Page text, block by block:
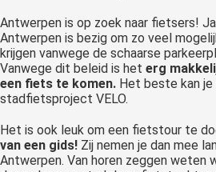
Antwerpen is op zoek naar fietsers!
Antwerpen is bezig om zo veel
krijgen vanwege de schaarse
Vanwege dit beleid is het erg
een fiets te komen. Het beste kan je
stadfietsproject VELO.
Het is ook leuk om een fietstour te
van een gids! Zij nemen je dan mee
Antwerpen. Van horen zeggen weten